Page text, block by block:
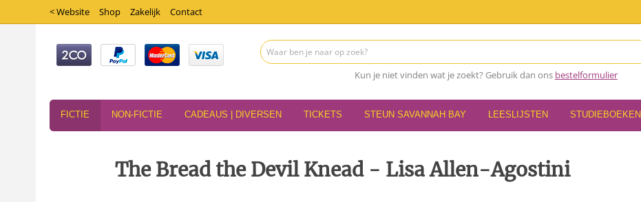
< Website Shop Zakelijk Contact
Kun je niet vinden wat je zoekt? Gebruik dan ons bestelformulier
FICTIE NON-FICTIE CADEAUS | DIVERSEN TICKETS STEUN SAVANNAH BAY LEESLIJSTEN STUDIEBOEKEN
The Bread the Devil Knead - Lisa Allen-Agostini